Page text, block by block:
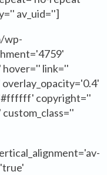
av_uid='']
wp-
link=''
copyright=''